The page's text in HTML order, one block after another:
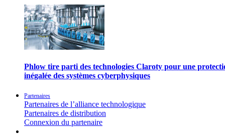
Phlow tire parti des technologies Claroty pour une
inégalée des systèmes cyberphysiques
Partenaires
Partenaires de l’alliance technologique
Partenaires de distribution
Connexion du partenaire